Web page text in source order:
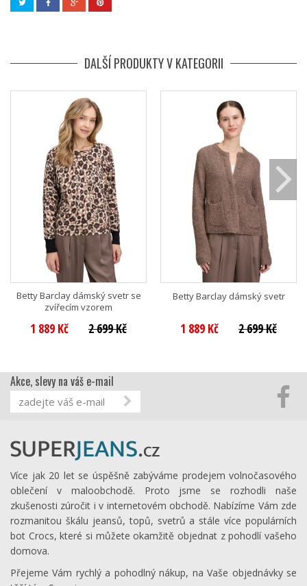
DALŠÍ PRODUKTY V KATEGORII
Betty Barclay dámský svetr se
zvířecím vzorem
1 889 Kč 2 699 Kč
Betty Barclay dámský svetr
1 889 Kč 2 699 Kč
Akce, slevy na váš e-mail
Více jak 20 let se úspěšně zabýváme prodejem volnočasového
oblečení v maloobchodě. Proto jsme se rozhodli naše
zkušenosti zúročit i v internetovém obchodě. Nabízíme Vám zde
rozmanitou škálu jeansů, topů, svetrů a stále více populárních
bot Crocs, které si můžete okamžitě objednat z pohodlí vašeho
domova.
Přejeme Vám rychlý a pohodlný nákup, na Vaše objednávky se